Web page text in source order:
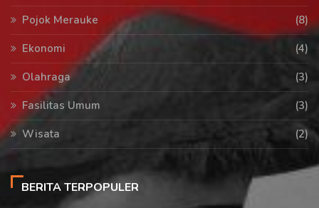
Pojok Merauke
(8)
Ekonomi
(4)
Olahraga
(3)
Fasilitas Umum
(3)
Wisata
(2)
BERITA TERPOPULER